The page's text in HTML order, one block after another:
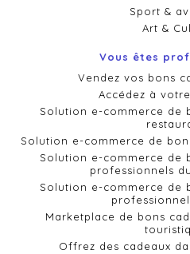
Sport &
Art &
Vous êtes
Vendez vos bons
Accédez à
Solution e-commerce de
Solution e-commerce de
Solution e-commerce de
professionnels
Solution e-commerce de
Marketplace de bons
Offrez des cadeaux